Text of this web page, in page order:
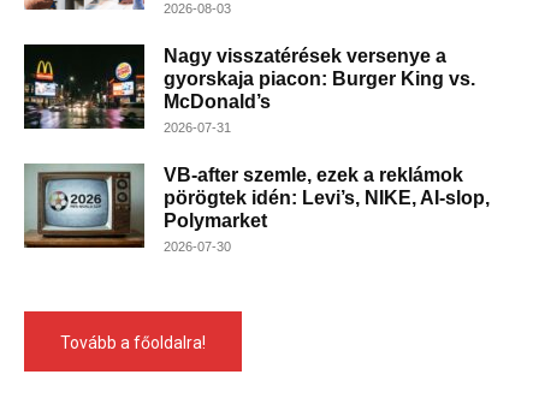
2026-08-03
Nagy visszatérések versenye a
gyorskaja piacon: Burger King vs.
McDonald’s
2026-07-31
VB-after szemle, ezek a reklámok
pörögtek idén: Levi’s, NIKE, AI-slop,
Polymarket
2026-07-30
Tovább a főoldalra!